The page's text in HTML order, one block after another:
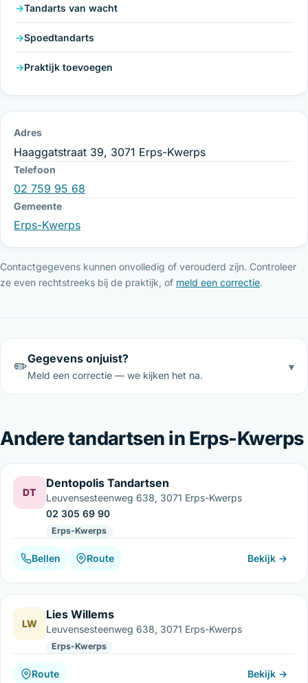
Tandarts van wacht
Spoedtandarts
Praktijk toevoegen
Adres
Haaggatstraat 39, 3071 Erps-Kwerps
Telefoon
02 759 95 68
Gemeente
Erps-Kwerps
Contactgegevens kunnen onvolledig of verouderd zijn. Controleer
ze even rechtstreeks bij de praktijk, of meld een correctie.
✏️Gegevens onjuist?
Meld een correctie — we kijken het na.
▾
Andere tandartsen in Erps-Kwerps
DT
Dentopolis Tandartsen
Leuvensesteenweg 638, 3071 Erps-Kwerps
02 305 69 90
Erps-Kwerps
Bellen Route Bekijk →
LW
Lies Willems
Leuvensesteenweg 638, 3071 Erps-Kwerps
Erps-Kwerps
Route Bekijk →